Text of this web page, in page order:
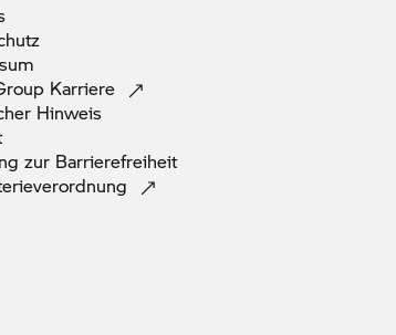
Karriere
Hinweis
zur Barrierefreiheit